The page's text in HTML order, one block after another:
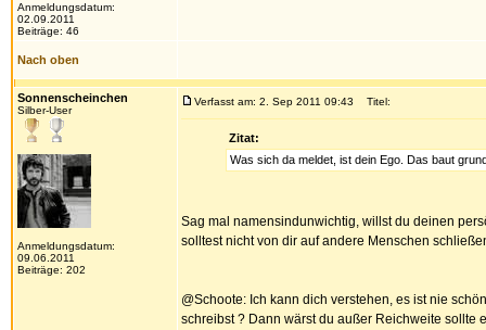
Anmeldungsdatum:
02.09.2011
Beiträge: 46
Nach oben
Sonnenscheinchen
Silber-User
Anmeldungsdatum:
09.06.2011
Beiträge: 202
Verfasst am: 2. Sep 2011 09:43 Titel:
Zitat:
Was sich da meldet, ist dein Ego. Das baut
Sag mal namensindunwichtig, willst du deinen
solltest nicht von dir auf andere Menschen
@Schoote: Ich kann dich verstehen, es ist nie
schreibst ? Dann wärst du außer Reichweite sollte